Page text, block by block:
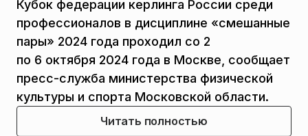
Кубок федерации керлинга России среди
профессионалов в дисциплине «смешанные
пары» 2024 года проходил со 2
по 6 октября 2024 года в Москве, сообщает
пресс-служба министерства физической
культуры и спорта Московской области.
Читать полностью